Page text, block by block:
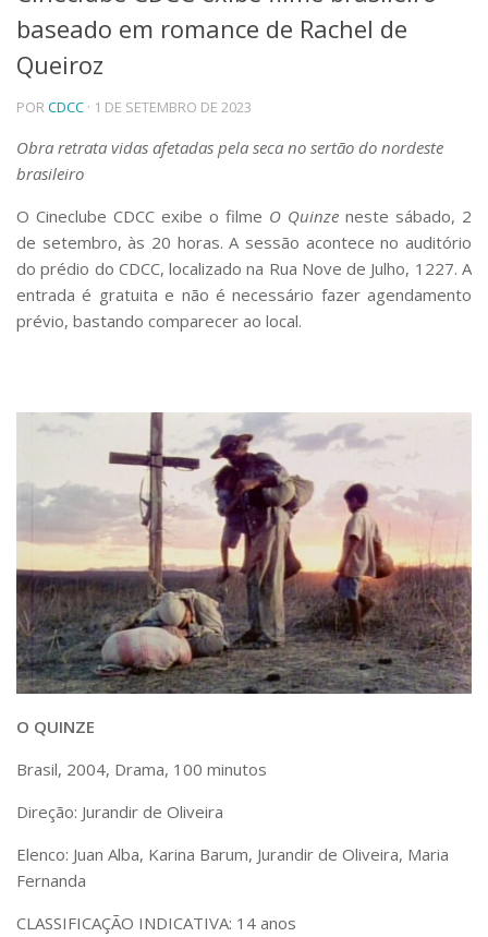
Telefones e Mapas
Pessoas
Ensino
Graduação
Educação a distância
Cursos de Extensão
Pesquisa e Inovação
Linhas de Pesquisa
Centros, Núcleos e Projetos em Rede
Pós-doutorado
Iniciação Científica
Transferência de Tecnologia
Projetos, Programas e Cursos
Artes, Cultura e Esportes
Museus e Espaços Interativos
Serviços
Bibliotecas
Apoio ao Estudante
Segurança, Trânsito e Prevenção
RH, Administrativo e Financeiro
Outros serviços
Comunicação
Assessorias e Mídias
Jornal da USP
Defesa de Teses
baseado em romance de Rachel de
Queiroz
PORCDCC · 1 DE SETEMBRO DE 2023
Obra retrata vidas afetadas pela seca no sertão do nordeste
brasileiro
O Cineclube CDCC exibe o filme O Quinze neste sábado, 2
de setembro, às 20 horas. A sessão acontece no auditório
do prédio do CDCC, localizado na Rua Nove de Julho, 1227. A
entrada é gratuita e não é necessário fazer agendamento
prévio, bastando comparecer ao local.
O QUINZE
Brasil, 2004, Drama, 100 minutos
Direção: Jurandir de Oliveira
Elenco: Juan Alba, Karina Barum, Jurandir de Oliveira, Maria
Fernanda
CLASSIFICAÇÃO INDICATIVA: 14 anos